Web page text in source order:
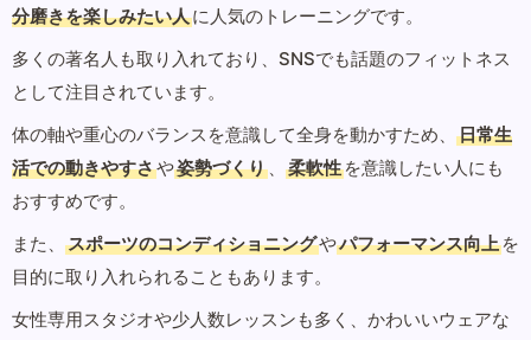
分磨きを楽しみたい人に人気のトレーニングです。
多くの著名人も取り入れており、SNSでも話題のフィットネス
として注目されています。
体の軸や重心のバランスを意識して全身を動かすため、
日常生
活での動きやすさや姿勢づくり 、 柔軟性 を意識したい人にも
おすすめです。
また、
スポーツのコンディショニングやパフォーマンス向上 を
目的に取り入れられることもあります。
女性専用スタジオや少人数レッスンも多く、かわいいウェアな